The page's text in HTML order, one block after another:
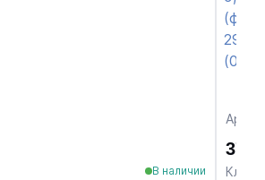
В наличии
37